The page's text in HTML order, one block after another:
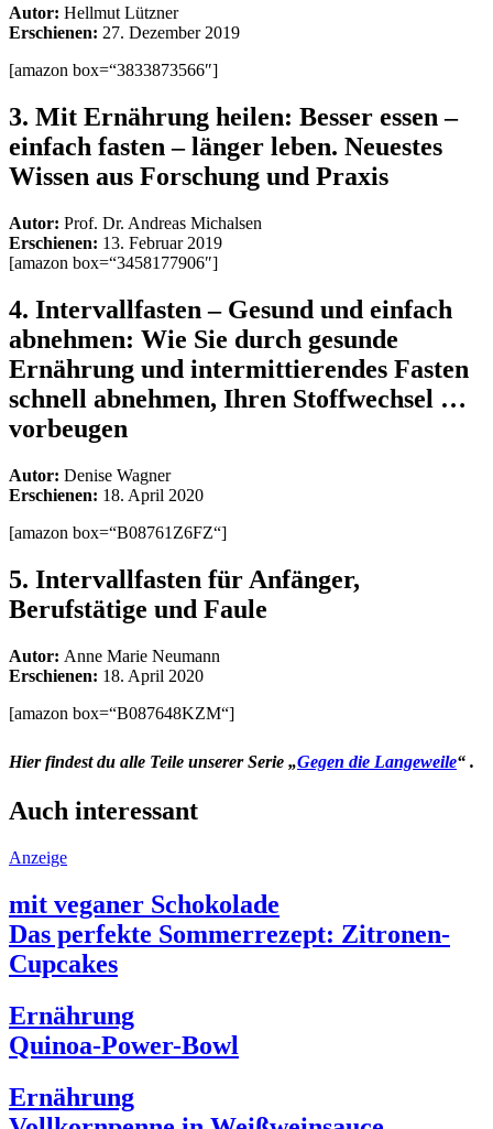
Autor: Hellmut Lützner
Erschienen: 27. Dezember 2019
[amazon box=“3833873566″]
3. Mit Ernährung heilen: Besser essen –
einfach fasten – länger leben. Neuestes
Wissen aus Forschung und Praxis
Autor: Prof. Dr. Andreas Michalsen
Erschienen: 13. Februar 2019
[amazon box=“3458177906″]
4. Intervallfasten – Gesund und einfach
abnehmen: Wie Sie durch gesunde
Ernährung und intermittierendes Fasten
schnell abnehmen, Ihren Stoffwechsel …
vorbeugen
Autor: Denise Wagner
Erschienen: 18. April 2020
[amazon box=“B08761Z6FZ“]
5. Intervallfasten für Anfänger,
Berufstätige und Faule
Autor: Anne Marie Neumann
Erschienen: 18. April 2020
[amazon box=“B087648KZM“]
Hier findest du alle Teile unserer Serie „Gegen die Langeweile“ .
Auch interessant
Anzeige
mit veganer Schokolade
Das perfekte Sommerrezept: Zitronen-
Cupcakes
Ernährung
Quinoa-Power-Bowl
Ernährung